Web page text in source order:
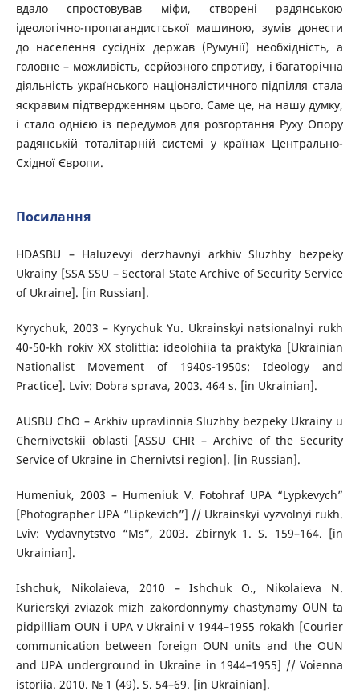
вдало спростовував міфи, створені радянською
ідеологічно-пропагандистської машиною, зумів донести
до населення сусідніх держав (Румунії) необхідність, а
головне – можливість, серйозного спротиву, і багаторічна
діяльність українського націоналістичного підпілля стала
яскравим підтвердженням цього. Саме це, на нашу думку,
і стало однією із передумов для розгортання Руху Опору
радянській тоталітарній системі у країнах Центрально-
Східної Європи.
Посилання
HDASBU – Haluzevyi derzhavnyi arkhiv Sluzhby bezpeky
Ukrainy [SSA SSU – Sectoral State Archive of Security Service
of Ukraine]. [in Russian].
Kyrychuk, 2003 – Kyrychuk Yu. Ukrainskyi natsionalnyi rukh
40-50-kh rokiv XX stolittia: ideolohiia ta praktyka [Ukrainian
Nationalist Movement of 1940s-1950s: Ideology and
Practice]. Lviv: Dobra sprava, 2003. 464 s. [in Ukrainian].
AUSBU ChO – Arkhiv upravlinnia Sluzhby bezpeky Ukrainy u
Chernivetskii oblasti [ASSU CHR – Archive of the Security
Service of Ukraine in Chernivtsi region]. [in Russian].
Humeniuk, 2003 – Humeniuk V. Fotohraf UPA “Lypkevych”
[Photographer UPA “Lipkevich”] // Ukrainskyi vyzvolnyi rukh.
Lviv: Vydavnytstvo “Ms”, 2003. Zbirnyk 1. S. 159–164. [in
Ukrainian].
Ishchuk, Nikolaieva, 2010 – Ishchuk O., Nikolaieva N.
Kurierskyi zviazok mizh zakordonnymy chastynamy OUN ta
pidpilliam OUN i UPA v Ukraini v 1944–1955 rokakh [Courier
communication between foreign OUN units and the OUN
and UPA underground in Ukraine in 1944–1955] // Voienna
istoriia. 2010. № 1 (49). S. 54–69. [in Ukrainian].